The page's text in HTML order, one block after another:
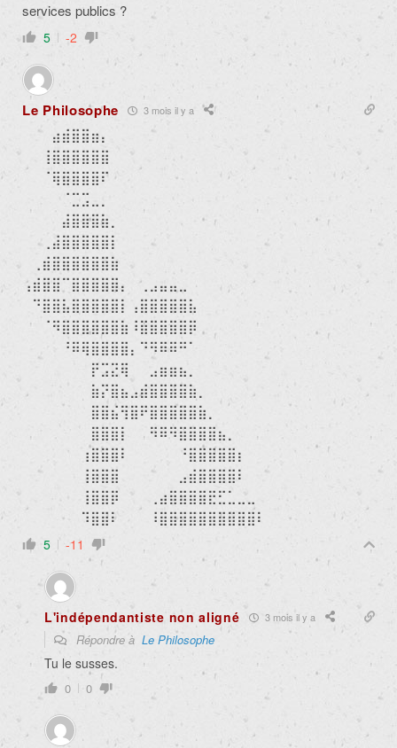
services publics ?
5 -2
Le Philosophe 3 mois il y a
⠀⠀⠀⣴⣾⣿⣿⣶⡄⠀⠀⠀⠀⠀⠀⠀⠀⠀⠀⠀⠀⠀⠀⠀⠀
⠀⠀⢸⣿⣿⣿⣿⣿⣿⠀⠀⠀⠀⠀⠀⠀⠀⠀⠀⠀⠀⠀⠀⠀⠀
⠀⠀⠈⢿⣿⣿⣿⣿⠏⠀⠀⠀⠀⠀⠀⠀⠀⠀⠀⠀⠀⠀⠀⠀⠀
⠀⠀⠀⠀⠈⣉⣩⣀⡀⠀⠀⠀⠀⠀⠀⠀⠀⠀⠀⠀⠀⠀⠀⠀⠀
⠀⠀⠀⠀⣼⣿⣿⣿⣷⡀⠀⠀⠀⠀⠀⠀⠀⠀⠀⠀⠀⠀⠀⠀⠀
⠀⠀⢀⣼⣿⣿⣿⣿⣿⡇⠀⠀⠀⠀⠀⠀⠀⠀⠀⠀⠀⠀⠀⠀⠀
⠀⢀⣾⣿⣿⣿⣿⣿⣿⣷⠀⠀⠀⠀⠀⠀⠀⠀⠀⠀⠀⠀⠀⠀⠀
⢠⣾⣿⣿⠉⣿⣿⣿⣿⣿⡄⠀⢀⣠⣤⣤⣀⠀⠀⠀⠀⠀⠀⠀⠀
⠀⠙⣿⣿⣧⣿⣿⣿⣿⣿⡇⢠⣿⣿⣿⣿⣿⣧⠀⠀⠀⠀⠀⠀⠀
⠀⠀⠈⠻⣿⣿⣿⣿⣿⣿⣷⠸⣿⣿⣿⣿⣿⡿⠀⠀⠀⠀⠀⠀⠀
⠀⠀⠀⠀⠘⠿⢿⣿⣿⣿⣿⡄⠙⠻⠿⠿⠛⠁⠀⠀⠀⠀⠀⠀⠀
⠀⠀⠀⠀⠀⠀⠀⡟⣩⣝⢿⠀⠀⣠⣶⣶⣦⡀⠀⠀⠀⠀⠀⠀⠀
⠀⠀⠀⠀⠀⠀⠀⣷⡝⣿⣦⣠⣾⣿⣿⣿⣿⣷⡀⠀⠀⠀⠀⠀⠀
⠀⠀⠀⠀⠀⠀⠀⣿⣿⣮⢻⣿⠟⣿⣿⣿⣿⣿⣷⡀⠀⠀⠀⠀⠀
⠀⠀⠀⠀⠀⠀⠀⣿⣿⣿⡇⠀⠀⠻⠿⠻⣿⣿⣿⣿⣦⡀⠀⠀⠀
⠀⠀⠀⠀⠀⠀⢰⣿⣿⣿⠇⠀⠀⠀⠀⠀⠘⣿⣿⣿⣿⣿⡆⠀⠀
⠀⠀⠀⠀⠀⠀⢸⣿⣿⣿⠀⠀⠀⠀⠀⠀⣠⣾⣿⣿⣿⣿⠇⠀⠀
⠀⠀⠀⠀⠀⠀⢸⣿⣿⡿⠀⠀⠀⢀⣴⣿⣿⣿⣿⣟⣋⣁⣀⣀⠀
⠀⠀⠀⠀⠀⠀⠹⣿⣿⠇⠀⠀⠀⠸⣿⣿⣿⣿⣿⣿⣿⣿⣿⣿⠇
5 -11
L'indépendantiste non aligné 3 mois il y a
Répondre à Le Philosophe
Tu le susses.
0 0